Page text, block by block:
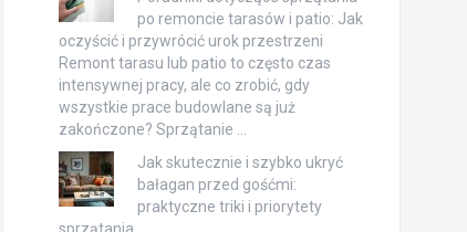
po remoncie tarasów i patio: Jak
oczyścić i przywrócić urok przestrzeni
Remont tarasu lub patio to często czas
intensywnej pracy, ale co zrobić, gdy
wszystkie prace budowlane są już
zakończone? Sprzątanie …
Jak skutecznie i szybko ukryć
bałagan przed gośćmi:
praktyczne triki i priorytety